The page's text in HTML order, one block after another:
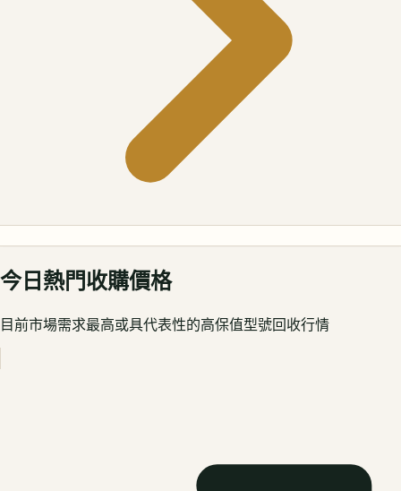
今日熱門收購價格
目前市場需求最高或具代表性的高保值型號回收行情